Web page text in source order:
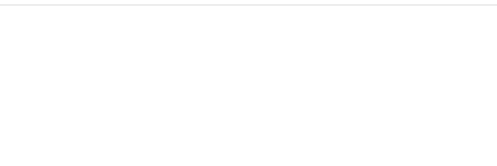
관 입소스가…